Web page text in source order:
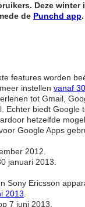
Deze winter
de Punchd app.
features worden
instellen vanaf
tot Gmail,
Echter biedt Google
hetzelfde
Google Apps
2012.
januari 2013.
Sony Ericsson
2013
7 juni 2013.